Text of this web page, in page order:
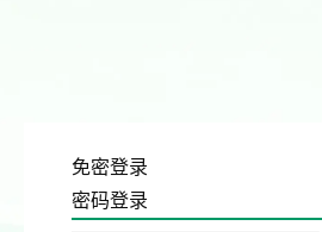
免密登录
密码登录